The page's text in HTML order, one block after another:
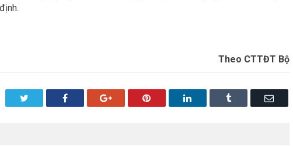
Theo CTTĐT Bộ
Twitter Facebook Google+ Pinterest LinkedIn Tumblr Email